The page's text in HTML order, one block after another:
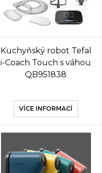
Kuchyňský robot Tefal
i-Coach Touch s váhou
QB951838
VÍCE INFORMACÍ